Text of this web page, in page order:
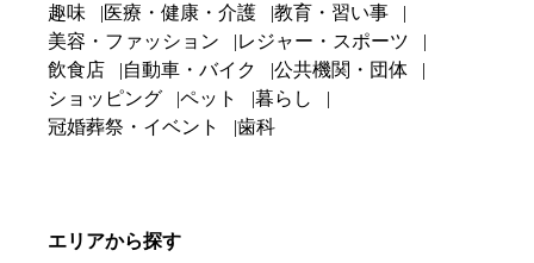
趣味
医療・健康・介護
教育・習い事
美容・ファッション
レジャー・スポーツ
飲食店
自動車・バイク
公共機関・団体
ショッピング
ペット
暮らし
冠婚葬祭・イベント
歯科
エリアから探す